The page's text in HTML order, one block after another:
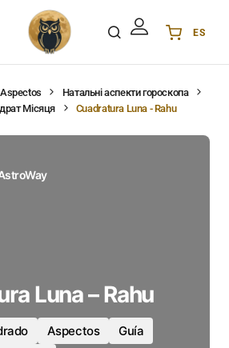
ES
DE Deutsch
PL Polski
Aspectos
Натальні аспекти гороскопа
Місяця Cuadratura Luna - Rahu
Luna – Rahu
Aspectos
Guía